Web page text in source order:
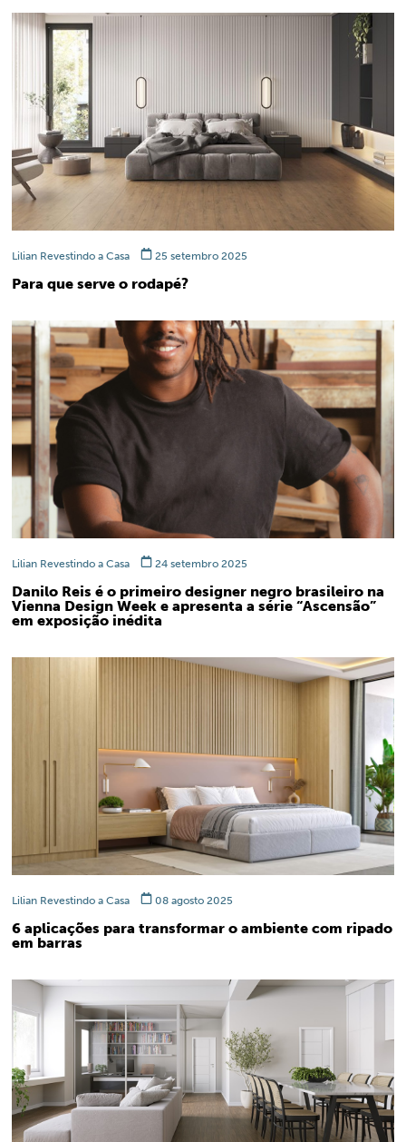
Lilian Revestindo a Casa 25 setembro 2025
Para que serve o rodapé?
Lilian Revestindo a Casa 24 setembro 2025
Danilo Reis é o primeiro designer negro brasileiro na
Vienna Design Week e apresenta a série “Ascensão”
em exposição inédita
Lilian Revestindo a Casa 08 agosto 2025
6 aplicações para transformar o ambiente com ripado
em barras